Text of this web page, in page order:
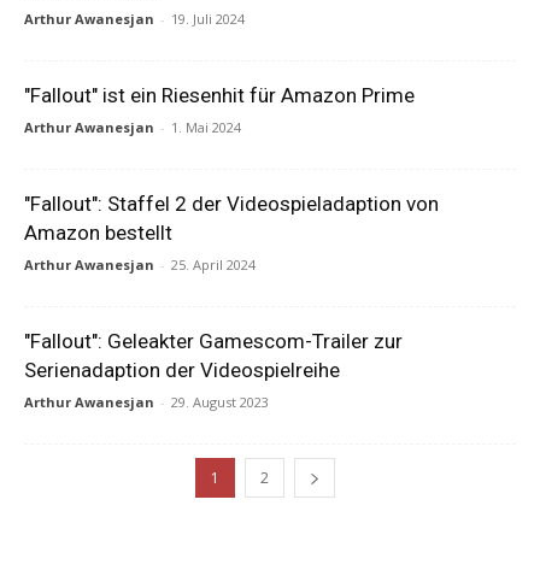
Arthur Awanesjan - 19. Juli 2024
"Fallout" ist ein Riesenhit für Amazon Prime
Arthur Awanesjan - 1. Mai 2024
"Fallout": Staffel 2 der Videospieladaption von
Amazon bestellt
Arthur Awanesjan - 25. April 2024
"Fallout": Geleakter Gamescom-Trailer zur
Serienadaption der Videospielreihe
Arthur Awanesjan - 29. August 2023
1 2